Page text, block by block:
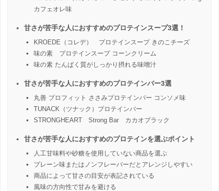
カフェオレ味
甘さが苦手な人におすすめのプロテインスープ3選！
KROEDE（コレデ） プロテインスープ きのこチーズ
味の素 プロテインスープ コーンクリーム
味の素 たんぱく質がしっかり摂れる味噌汁
甘さが苦手な人におすすめのプロテインバー3選
丸善 プロフィット ささみプロテインバー コンソメ味
TUNACK（ツナック）プロテインバー
STRONGHEART Strong Bar カカオブラック
甘さが苦手な人におすすめのプロテインを選ぶポイント
人工甘味料や砂糖を使用していない商品を選ぶ
プレーン味またはノンフレーバーだとアレンジしやすい
商品によって甘さの目安が表記されている
風味の方向性で甘みを避ける